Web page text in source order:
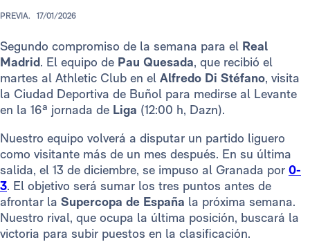
PREVIA. 17/01/2026
Segundo compromiso de la semana para el Real
Madrid. El equipo de Pau Quesada, que recibió el
martes al Athletic Club en el Alfredo Di Stéfano, visita
la Ciudad Deportiva de Buñol para medirse al Levante
en la 16ª jornada de Liga (12:00 h, Dazn).
Nuestro equipo volverá a disputar un partido liguero
como visitante más de un mes después. En su última
salida, el 13 de diciembre, se impuso al Granada por 0-
3. El objetivo será sumar los tres puntos antes de
afrontar la Supercopa de España la próxima semana.
Nuestro rival, que ocupa la última posición, buscará la
victoria para subir puestos en la clasificación.